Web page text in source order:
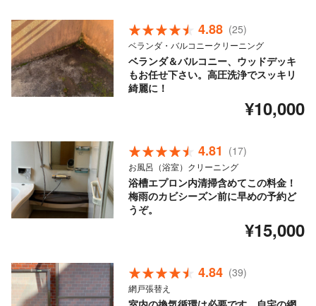
4.88 (25)
ベランダ・バルコニークリーニング
ベランダ＆バルコニー、ウッドデッキ
もお任せ下さい。高圧洗浄でスッキリ
綺麗に！
¥10,000
4.81 (17)
お風呂（浴室）クリーニング
浴槽エプロン内清掃含めてこの料金！
梅雨のカビシーズン前に早めの予約ど
うぞ。
¥15,000
4.84 (39)
網戸張替え